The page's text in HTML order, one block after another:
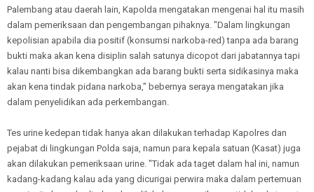
Palembang atau daerah lain, Kapolda mengatakan mengenai hal itu masih
dalam pemeriksaan dan pengembangan pihaknya. "Dalam lingkungan
kepolisian apabila dia positif (konsumsi narkoba-red) tanpa ada barang
bukti maka akan kena disiplin salah satunya dicopot dari jabatannya tapi
kalau nanti bisa dikembangkan ada barang bukti serta sidikasinya maka
akan kena tindak pidana narkoba," bebernya seraya mengatakan jika
dalam penyelidikan ada perkembangan.
Tes urine kedepan tidak hanya akan dilakukan terhadap Kapolres dan
pejabat di lingkungan Polda saja, namun para kepala satuan (Kasat) juga
akan dilakukan pemeriksaan urine. "Tidak ada taget dalam hal ini, namun
kadang-kadang kalau ada yang dicurigai perwira maka dalam pertemuan